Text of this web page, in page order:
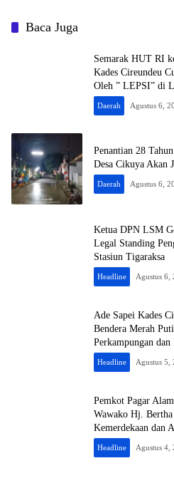
Baca Juga
Semarak HUT RI
Kades Cireundeu
Oleh ” LEPSI” di
Daerah Agustus 6,
Penantian 28
Desa Cikuya Akan
Daerah Agustus 6,
Ketua DPN LSM
Legal Standing
Stasiun Tigaraksa
Headline Agustus 6,
Ade Sapei Kades
Bendera Merah
Perkampungan dan
Headline Agustus 5,
Pemkot Pagar
Wawako Hj. Bertha
Kemerdekaan dan
Headline Agustus 4,